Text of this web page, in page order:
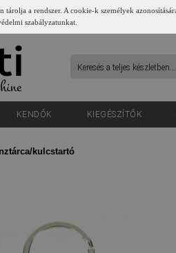
a rendszer. A cookie-k személyek
szabályzatunkat.
KENDŐK KIEGÉSZÍTŐK
kulcstartó